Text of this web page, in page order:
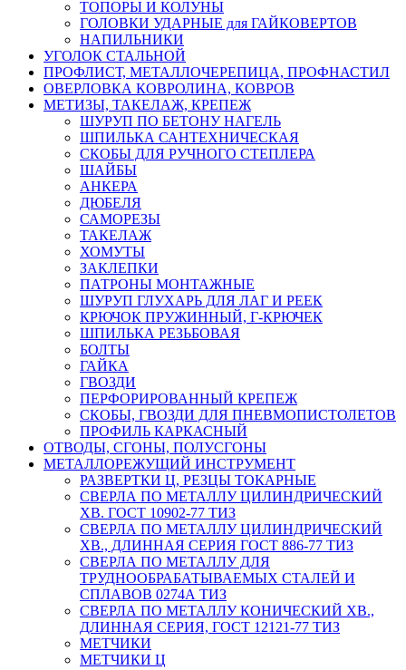
ТОПОРЫ И КОЛУНЫ
ГОЛОВКИ УДАРНЫЕ для ГАЙКОВЕРТОВ
НАПИЛЬНИКИ
УГОЛОК СТАЛЬНОЙ
ПРОФЛИСТ, МЕТАЛЛОЧЕРЕПИЦА, ПРОФНАСТИЛ
ОВЕРЛОВКА КОВРОЛИНА, КОВРОВ
МЕТИЗЫ, ТАКЕЛАЖ, КРЕПЕЖ
ШУРУП ПО БЕТОНУ НАГЕЛЬ
ШПИЛЬКА САНТЕХНИЧЕСКАЯ
СКОБЫ ДЛЯ РУЧНОГО СТЕПЛЕРА
ШАЙБЫ
АНКЕРА
ДЮБЕЛЯ
САМОРЕЗЫ
ТАКЕЛАЖ
ХОМУТЫ
ЗАКЛЕПКИ
ПАТРОНЫ МОНТАЖНЫЕ
ШУРУП ГЛУХАРЬ ДЛЯ ЛАГ И РЕЕК
КРЮЧОК ПРУЖИННЫЙ, Г-КРЮЧЕК
ШПИЛЬКА РЕЗЬБОВАЯ
БОЛТЫ
ГАЙКА
ГВОЗДИ
ПЕРФОРИРОВАННЫЙ КРЕПЕЖ
СКОБЫ, ГВОЗДИ ДЛЯ ПНЕВМОПИСТОЛЕТОВ
ПРОФИЛЬ КАРКАСНЫЙ
ОТВОДЫ, СГОНЫ, ПОЛУСГОНЫ
МЕТАЛЛОРЕЖУЩИЙ ИНСТРУМЕНТ
РАЗВЕРТКИ Ц, РЕЗЦЫ ТОКАРНЫЕ
СВЕРЛА ПО МЕТАЛЛУ ЦИЛИНДРИЧЕСКИЙ
ХВ. ГОСТ 10902-77 ТИЗ
СВЕРЛА ПО МЕТАЛЛУ ЦИЛИНДРИЧЕСКИЙ
ХВ., ДЛИННАЯ СЕРИЯ ГОСТ 886-77 ТИЗ
СВЕРЛА ПО МЕТАЛЛУ ДЛЯ
ТРУДНООБРАБАТЫВАЕМЫХ СТАЛЕЙ И
СПЛАВОВ 0274А ТИЗ
СВЕРЛА ПО МЕТАЛЛУ КОНИЧЕСКИЙ ХВ.,
ДЛИННАЯ СЕРИЯ, ГОСТ 12121-77 ТИЗ
МЕТЧИКИ
МЕТЧИКИ Ц